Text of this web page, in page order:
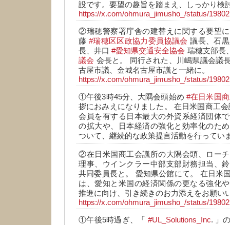
設です。要望の趣旨を踏まえ、しっかり検
https://x.com/ohmura_jimusho_/status/
②瑞穂警察署庁舎の建替えに関する要望
藤 #瑞穂区区政協力委員協議会 議長、石
長、井口#愛知県交通安全協会 瑞穂支部長
議会 会長と。 同行された、川嶋県議会議
古屋市議、金城名古屋市議と一緒に。
https://x.com/ohmura_jimusho_/status/
①午後3時45分、大隅会頭始め #在日米国
拶におみえになりました。 在日米国商工
会員を有する日本最大の外資系経済団体
の拡大や、日本経済の強化と効率化のた
ついて、継続的な政策提言活動を行ってい
②在日米国商工会議所の大隅会頭、ロー
理事、ウインクラー中部支部財務担当、
共同委員長と。 愛知県公館にて。 在日米
は、愛知と米国の経済関係の更なる強化
推進に向け、引き続きのお力添えをお願い
https://x.com/ohmura_jimusho_/status/
①午後5時過ぎ、「 #UL_Solutions_Inc. 」